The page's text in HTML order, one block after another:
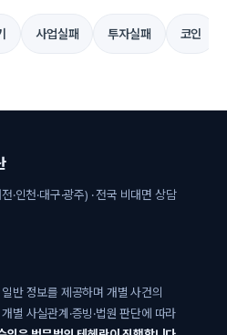
사업실패 투자실패 코인
·인천·대구·광주) · 전국 비대면 상담
반 정보를 제공하며 개별 사건의
별 사실관계·증빙·법원 판단에 따라